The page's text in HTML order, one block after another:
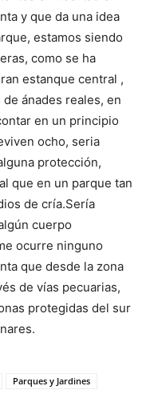
y que da una idea
estamos siendo
como se ha
estanque central ,
ánades reales, en
en un principio
ocho, seria
protección,
que en un parque tan
de cría.Sería
cuerpo
ocurre ninguno
que desde la zona
de vías pecuarias,
protegidas del sur
Parques y Jardines